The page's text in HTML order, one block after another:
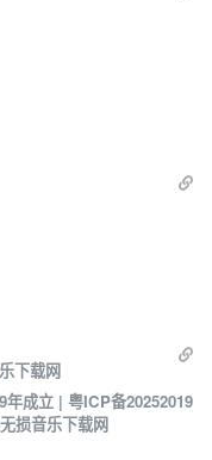
下载网
年成立 | 粤ICP备20252019
损音乐下载网